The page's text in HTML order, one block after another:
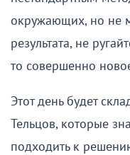
окружающих, но не
результата, не
то совершенно
Этот день будет
Тельцов, которые
подходить к